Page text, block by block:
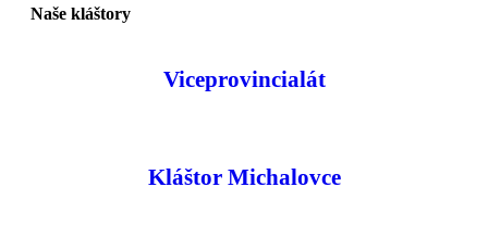
Naše kláštory
Viceprovincialát
Kláštor Michalovce